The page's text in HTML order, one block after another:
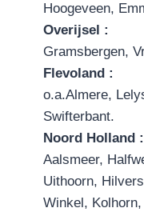
Hoogeveen,
Gramsbergen,
o.a.Almere,
Swifterbant.
Noord
Aalsmeer,
Uithoorn,
Winkel,